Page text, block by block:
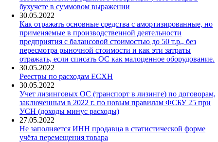
бухучете в суммовом выражении
30.05.2022
Как отражать основные средства с амортизированные, но
применяемые в производственной деятельности
предприятия с балансовой стоимостью до 50 т.р., без
пересмотра рыночной стоимости и как эти затраты
отражать, если списать ОС как малоценное оборудование.
30.05.2022
Реестры по расходам ЕСХН
30.05.2022
Учет лизинговых ОС (транспорт в лизинге) по договорам,
заключенным в 2022 г. по новым правилам ФСБУ 25 при
УСН (доходы минус расходы)
27.05.2022
Не заполняется ИНН продавца в статистической форме
учёта перемещения товара